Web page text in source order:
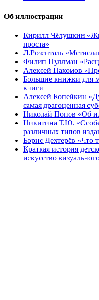
Об иллюстрации
Кирилл Чёлушкин
проста»
Л.Розенталь
Филип Пуллман
Алексей Пахомов
Большие книжки для
книги
Алексей Копейкин
самая драгоценная
Николай Попов «Об
Никитина Т.Ю.
различных типов
Борис Дехтерёв «Что
Краткая история
искусство